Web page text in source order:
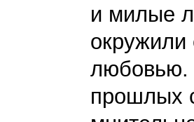
и милые
окружили
любовью.
прошлых